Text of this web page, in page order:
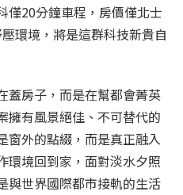
僅20分鐘車程，房價僅北士
環境，將是這群科技新貴自
蓋房子，而是在幫都會菁英
擁有風景絕佳、不可替代的
窗外的點綴，而是真正融入
環境回到家，面對淡水夕照
與世界國際都市接軌的生活